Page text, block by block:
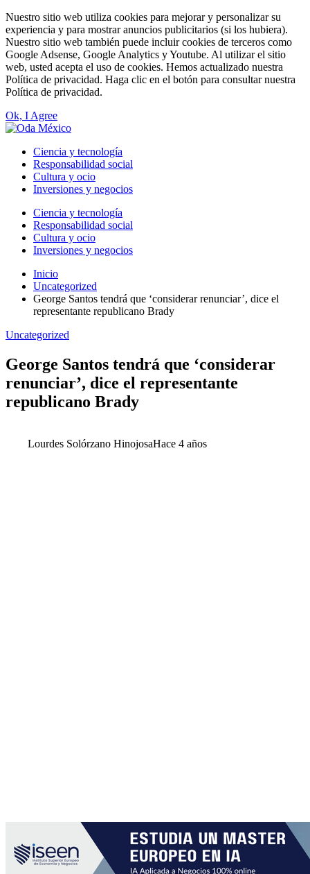
Nuestro sitio web utiliza cookies para mejorar y personalizar su
experiencia y para mostrar anuncios publicitarios (si los hubiera).
Nuestro sitio web también puede incluir cookies de terceros como
Google Adsense, Google Analytics y Youtube. Al utilizar el sitio
web, usted acepta el uso de cookies. Hemos actualizado nuestra
Política de privacidad. Haga clic en el botón para consultar nuestra
Política de privacidad.
Ok, I Agree
Ciencia y tecnología
Responsabilidad social
Cultura y ocio
Inversiones y negocios
Ciencia y tecnología
Responsabilidad social
Cultura y ocio
Inversiones y negocios
Inicio
Uncategorized
George Santos tendrá que ‘considerar renunciar’, dice el
representante republicano Brady
Uncategorized
George Santos tendrá que ‘considerar
renunciar’, dice el representante
republicano Brady
Lourdes Solórzano HinojosaHace 4 años